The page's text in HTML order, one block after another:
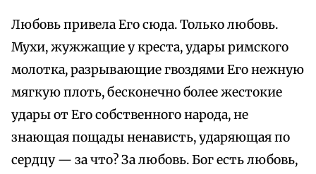
Любовь привела Его сюда. Только любовь.
Мухи, жужжащие у креста, удары римского
молотка, разрывающие гвоздями Его нежную
мягкую плоть, бесконечно более жестокие
удары от Его собственного народа, не
знающая пощады ненависть, ударяющая по
сердцу — за что? За любовь. Бог есть любовь,